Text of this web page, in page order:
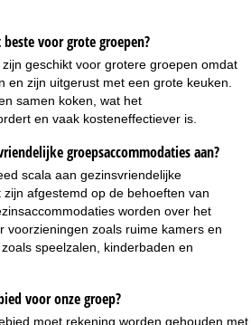
voor grote groepen?
geschikt voor grotere groepen omdat
en zijn uitgerust met een grote keuken.
samen koken, wat het
en vaak kosteneffectiever is.
groepsaccommodaties aan?
scala aan gezinsvriendelijke
afgestemd op de behoeften van
worden over het
voorzieningen zoals ruime kamers en
speelzalen, kinderbaden en
voor onze groep?
moet rekening worden gehouden met